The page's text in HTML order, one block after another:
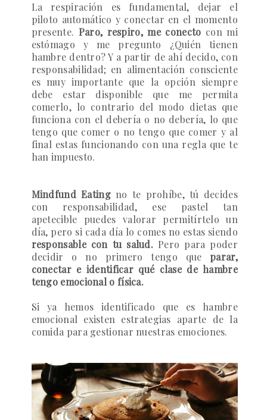
La respiración es fundamental, dejar el
piloto automático y conectar en el momento
presente. Paro, respiro, me conecto con mi
estómago y me pregunto ¿Quién tienen
hambre dentro? Y a partir de ahí decido, con
responsabilidad; en alimentación consciente
es muy importante que la opción siempre
debe estar disponible que me permita
comerlo, lo contrario del modo dietas que
funciona con el debería o no debería, lo que
tengo que comer o no tengo que comer y al
final estas funcionando con una regla que te
han impuesto.
Mindfund Eatingno te prohíbe, tú decides
con responsabilidad, ese pastel tan
apetecible puedes valorar permitírtelo un
día, pero si cada día lo comes no estas siendo
responsable con tu salud. Pero para poder
decidir o no primero tengo que parar,
conectar e identificar qué clase de hambre
tengo emocional o física.
Si ya hemos identificado que es hambre
emocional existen estrategias aparte de la
comida para gestionar nuestras emociones.